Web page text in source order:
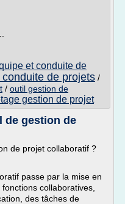
et conduite de
de projets /
/ outil gestion de
gestion de projet
de gestion de
de projet collaboratif ?
passe par la mise en
collaboratives,
des tâches de